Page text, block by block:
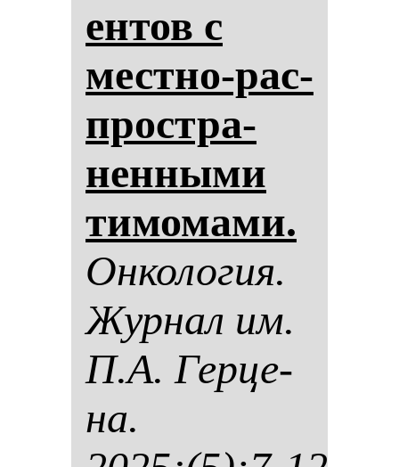
ен­тов с
мес­тно-рас­
простра­
нен­ны­ми
ти­мо­ма­ми.
Он­ко­ло­гия.
Жур­нал им.
П.А. Гер­це­
на.